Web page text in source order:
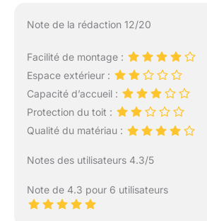
Note de la rédaction 12/20
Facilité de montage :
Espace extérieur :
Capacité d’accueil :
Protection du toit :
Qualité du matériau :
Notes des utilisateurs 4.3/5
Note de 4.3 pour 6 utilisateurs